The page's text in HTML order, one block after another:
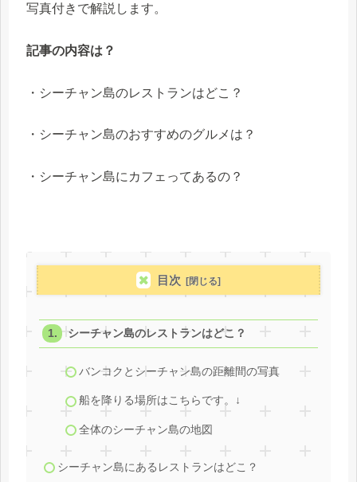
写真付きで解説します。
記事の内容は？
・シーチャン島のレストランはどこ？
・シーチャン島のおすすめのグルメは？
・シーチャン島にカフェってあるの？
目次
シーチャン島のレストランはどこ？
バンコクとシーチャン島の距離間の写真
船を降りる場所はこちらです。↓
全体のシーチャン島の地図
シーチャン島にあるレストランはどこ？